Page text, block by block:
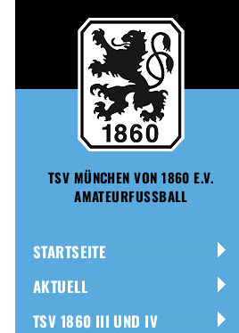
TSV MÜNCHEN VON 1860 E.V.
AMATEURFUSSBALL
STARTSEITE
AKTUELL
TSV 1860 III UND IV